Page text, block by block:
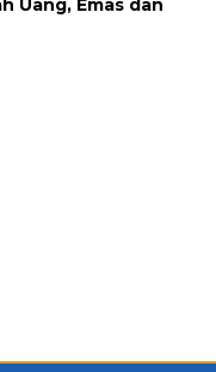
Uang, Emas dan